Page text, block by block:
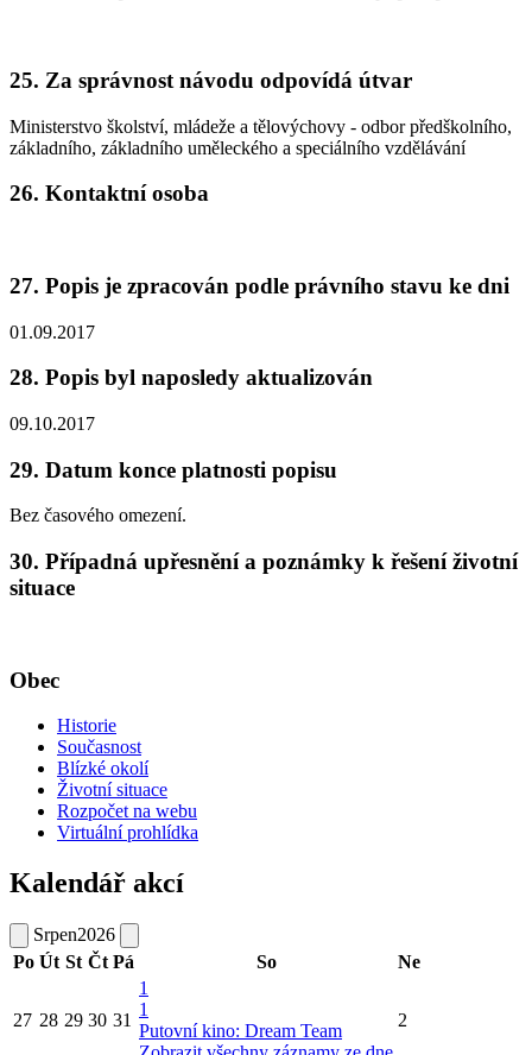
25. Za správnost návodu odpovídá útvar
Ministerstvo školství, mládeže a tělovýchovy - odbor předškolního,
základního, základního uměleckého a speciálního vzdělávání
26. Kontaktní osoba
27. Popis je zpracován podle právního stavu ke dni
01.09.2017
28. Popis byl naposledy aktualizován
09.10.2017
29. Datum konce platnosti popisu
Bez časového omezení.
30. Případná upřesnění a poznámky k řešení životní
situace
Obec
Historie
Současnost
Blízké okolí
Životní situace
Rozpočet na webu
Virtuální prohlídka
Kalendář akcí
Srpen2026
Po Út St Čt Pá So Ne
27 28 29 30 31
1
1
Putovní kino: Dream Team
2